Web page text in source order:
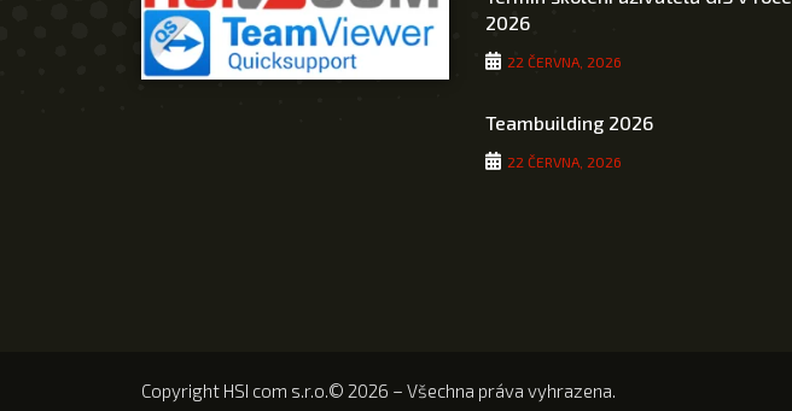
2026
22 ČERVNA, 2026
Teambuilding 2026
22 ČERVNA, 2026
Copyright HSI com s.r.o.© 2026 – Všechna práva vyhrazena.